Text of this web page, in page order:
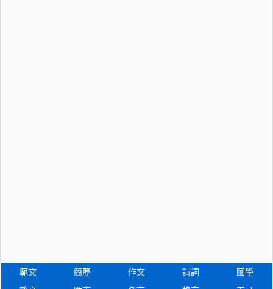
範文 簡歷 作文 詩詞
國學